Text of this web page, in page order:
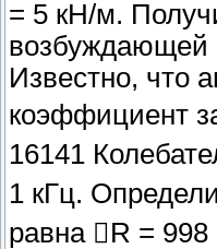
= 5 кН/м.
возбуждающей
Известно, что
коэффициент
16141
1 кГц.
равна R = 998